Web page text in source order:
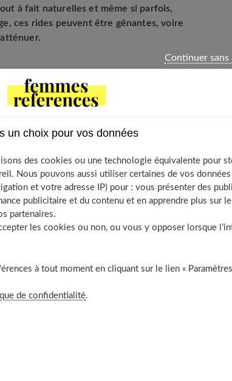
à fait naturelles et même si parfois,
ces rides peuvent être gênantes, voire
?
quotidien
?
font partie des
un choix pour vos données
des cookies ou une technologie équivalente pour
Nous pouvons aussi utiliser certaines de vos données
et votre adresse IP) pour : vous présenter des
publicitaire et du contenu et en apprendre plus sur
partenaires.
les cookies ou non, ou vous y opposer lorsque
à tout moment en cliquant sur le lien «
de confidentialité.
Continuer